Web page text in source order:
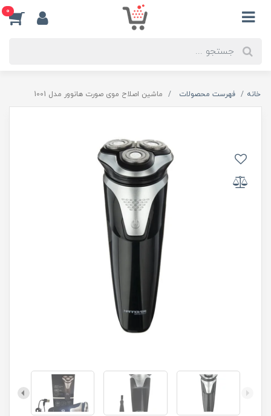
0
خانه فهرست محصولات ماشین اصلاح موی صورت هانوور مدل 1001